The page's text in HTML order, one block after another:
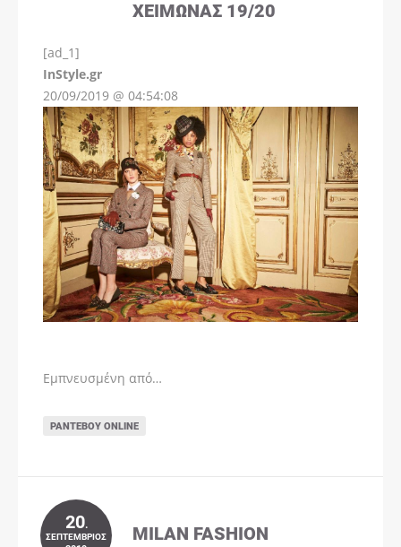
ΧΕΙΜΏΝΑΣ 19/20
[ad_1]
InStyle.gr
20/09/2019 @ 04:54:08
Εμπνευσμένη από…
ΡΑΝΤΕΒΟΎ ONLINE
20.
ΣΕΠΤΈΜΒΡΙΟΣ
MILAN FASHION